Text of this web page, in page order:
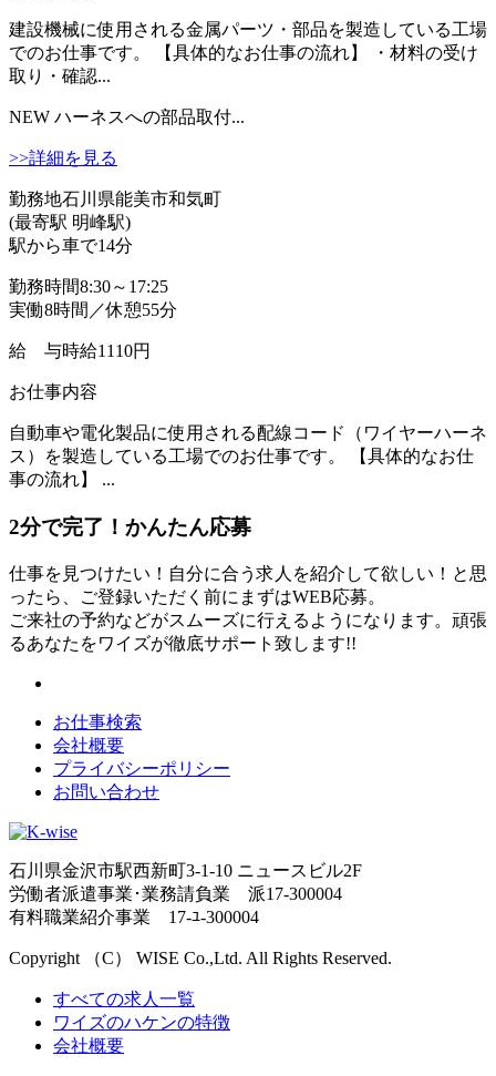
建設機械に使用される金属パーツ・部品を製造している工場
でのお仕事です。 【具体的なお仕事の流れ】 ・材料の受け
取り・確認...
NEW ハーネスへの部品取付...
>>詳細を見る
勤務地石川県能美市和気町
(最寄駅 明峰駅)
駅から車で14分
勤務時間8:30～17:25
実働8時間／休憩55分
給 与時給1110円
お仕事内容
自動車や電化製品に使用される配線コード（ワイヤーハーネ
ス）を製造している工場でのお仕事です。 【具体的なお仕
事の流れ】 ...
2分で完了！かんたん応募
仕事を見つけたい！自分に合う求人を紹介して欲しい！と思
ったら、ご登録いただく前にまずはWEB応募。
ご来社の予約などがスムーズに行えるようになります。頑張
るあなたをワイズが徹底サポート致します!!
お仕事検索
会社概要
プライバシーポリシー
お問い合わせ
石川県金沢市駅西新町3-1-10 ニュースビル2F
労働者派遣事業･業務請負業 派17-300004
有料職業紹介事業 17-ﾕ-300004
Copyright （C） WISE Co.,Ltd. All Rights Reserved.
すべての求人一覧
ワイズのハケンの特徴
会社概要